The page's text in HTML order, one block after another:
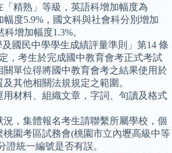
「精熟」等級，英語科增加幅度為
幅度5.9%，國文科與社會科分別增加
增加幅度1.3%。
國民中學學生成績評量準則」第14 條
，考生於完成國中教育會考正式考試
關單位得將國中教育會考之結果使用於
其他相關法規規定之範圍。
用材料、組織文章，字詞、句讀及格式
況，集體報名考生請聯繫所屬學校，個
桃園考區試務會(桃園市立內壢高級中等
證統一編號是否有誤。